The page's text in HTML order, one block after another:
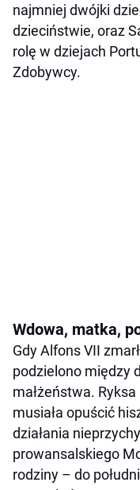
najmniej dwójki
dzieciństwie, oraz
rolę w dziejach
Zdobywcy.
Wdowa, matka,
Gdy Alfons VII
podzielono między
małżeństwa.
musiała opuścić
działania
prowansalskiego
rodziny – do